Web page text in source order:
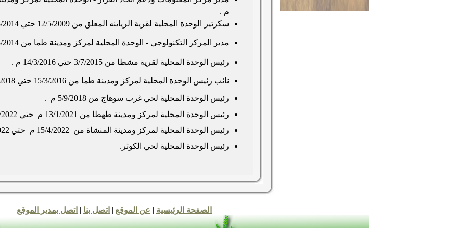
م .
سكرتير الوحدة المحلية لقرية الرياينه المعلق من 12/5/2009 حتي 3/8/2014 م .
مدير المركز التكنولوجي - الوحدة المحلية لمركز ومدينة طما من 4/8/2014 حتي 30/6/2015 م .
رئيس الوحدة المحلية لقرية مشطا من 3/7/2015 حتي 14/3/2016 م .
نائب رئيس الوحدة المحلية لمركز ومدينة طما من 15/3/2016 حتي 4/9/2018 .
رئيس الوحدة المحلية لحي غرب سوهاج من 5/9/2018 م .
رئيس الوحدة المحلية لمركز ومدينة طهطا من 13/1/2021 م حتي 14/4/2022 م .
رئيس الوحدة المحلية لمركز ومدينة المنشاة من 15/4/2022 م حتي 15/9/2022 م .
رئيس الوحدة المحلية لحي الكوثر.
الصفحة الرئيسية | عن الموقع | اتصل بنا | اتصل بمدير الموقع